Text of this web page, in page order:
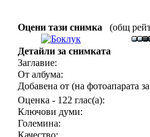
Оцени тази снимка
(общ
Детайли за снимката
Заглавие:
От албума:
Добавена от (на фотоапарата
Оценка - 122 глас(а):
Ключови думи:
Големина:
Качество: